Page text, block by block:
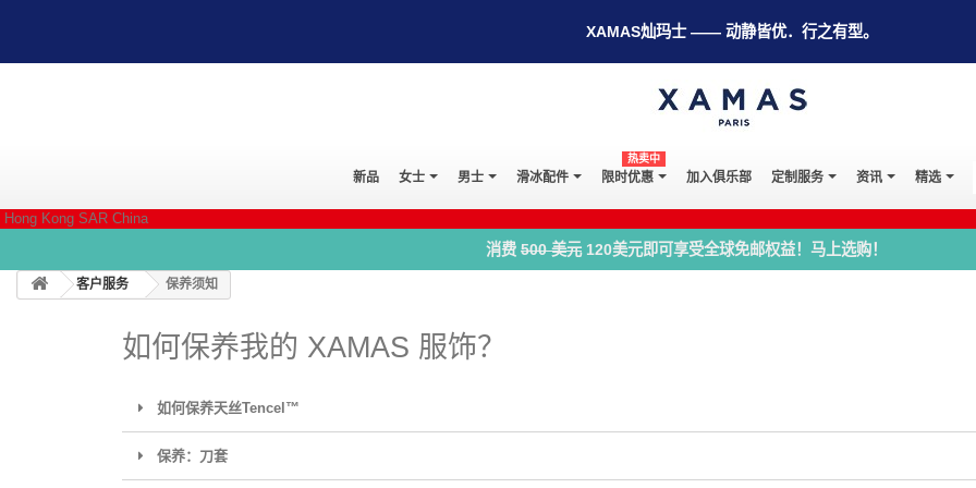
XAMAS灿玛士 —— 动静皆优．行之有型。
新品 女士 男士 滑冰配件 限时优惠
热卖中
加入俱乐部 定制服务 资讯 精选
Hong Kong SAR China
消费 500 美元120美元即可享受全球免邮权益！马上选购！
客户服务 保养须知
如何保养我的 XAMAS 服饰？
如何保养天丝Tencel™
保养：刀套